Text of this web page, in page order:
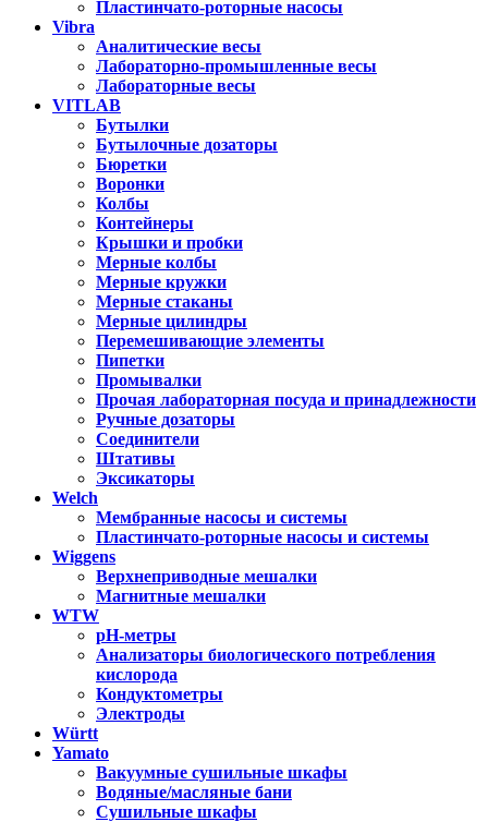
Пластинчато-роторные насосы
Vibra
Аналитические весы
Лабораторно-промышленные весы
Лабораторные весы
VITLAB
Бутылки
Бутылочные дозаторы
Бюретки
Воронки
Колбы
Контейнеры
Крышки и пробки
Мерные колбы
Мерные кружки
Мерные стаканы
Мерные цилиндры
Перемешивающие элементы
Пипетки
Промывалки
Прочая лабораторная посуда и принадлежности
Ручные дозаторы
Соединители
Штативы
Эксикаторы
Welch
Мембранные насосы и системы
Пластинчато-роторные насосы и системы
Wiggens
Верхнеприводные мешалки
Магнитные мешалки
WTW
pH-метры
Анализаторы биологического потребления
кислорода
Кондуктометры
Электроды
Württ
Yamato
Вакуумные сушильные шкафы
Водяные/масляные бани
Сушильные шкафы